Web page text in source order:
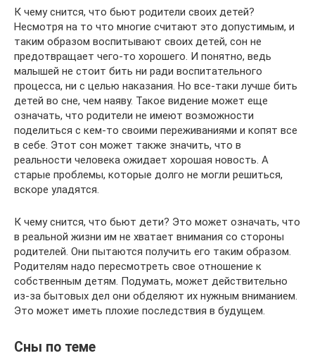
К чему снится, что бьют родители своих детей?
Несмотря на то что многие считают это допустимым, и
таким образом воспитывают своих детей, сон не
предотвращает чего-то хорошего. И понятно, ведь
малышей не стоит бить ни ради воспитательного
процесса, ни с целью наказания. Но все-таки лучше бить
детей во сне, чем наяву. Такое видение может еще
означать, что родители не имеют возможности
поделиться с кем-то своими переживаниями и копят все
в себе. Этот сон может также значить, что в
реальности человека ожидает хорошая новость. А
старые проблемы, которые долго не могли решиться,
вскоре уладятся.
К чему снится, что бьют дети? Это может означать, что
в реальной жизни им не хватает внимания со стороны
родителей. Они пытаются получить его таким образом.
Родителям надо пересмотреть свое отношение к
собственным детям. Подумать, может действительно
из-за бытовых дел они обделяют их нужным вниманием.
Это может иметь плохие последствия в будущем.
Сны по теме